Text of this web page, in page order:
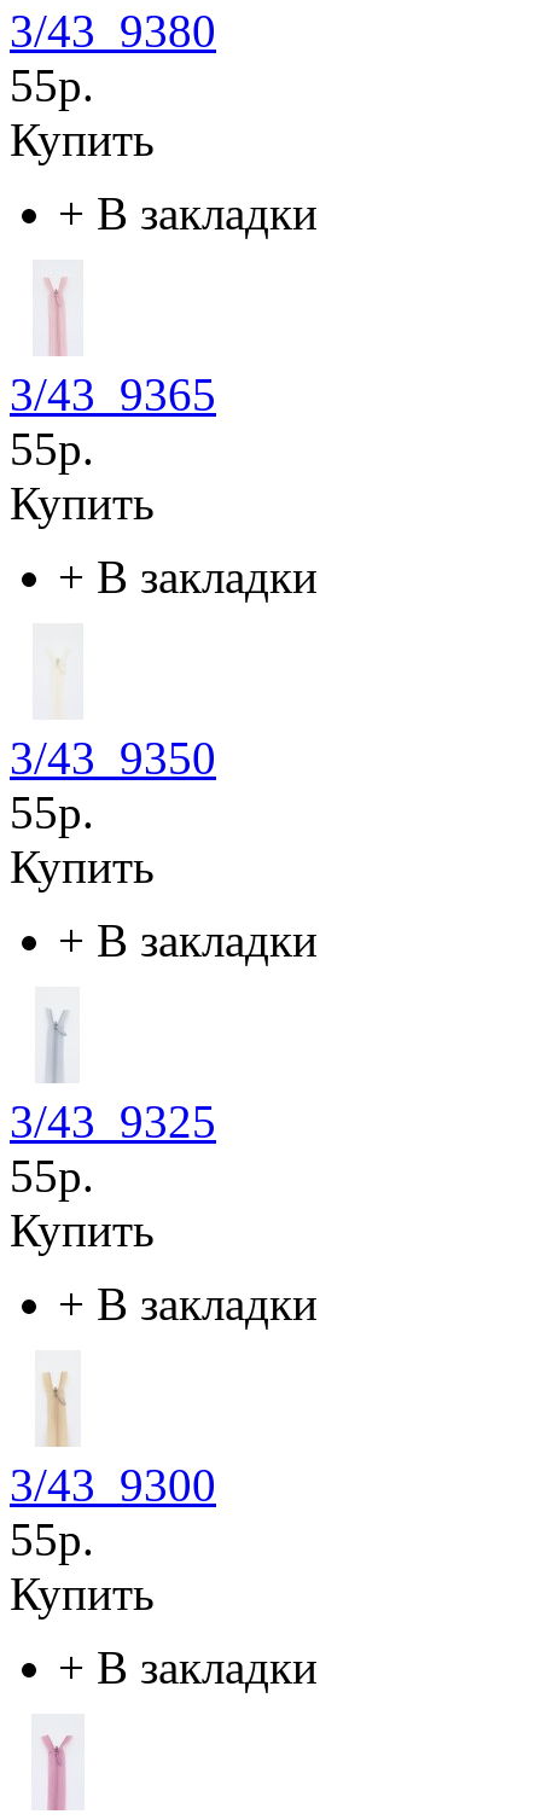
3/43_9380
55р.
Купить
+ В закладки
3/43_9365
55р.
Купить
+ В закладки
3/43_9350
55р.
Купить
+ В закладки
3/43_9325
55р.
Купить
+ В закладки
3/43_9300
55р.
Купить
+ В закладки